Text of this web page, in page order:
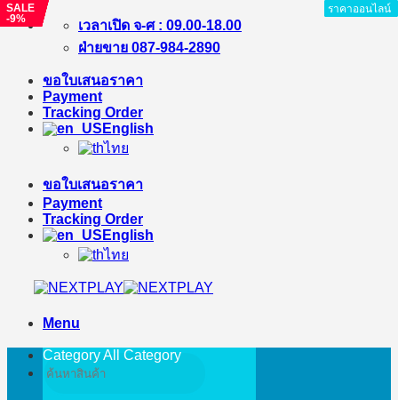
Skip
เวลาเปิด จ-ศ : 09.00-18.00
ฝ่ายขาย 087-984-2890
ขอใบเสนอราคา
Payment
Tracking Order
English
ไทย
ขอใบเสนอราคา
Payment
Tracking Order
English
ไทย
Menu
Search
for:
Category All Category
ราคาออนไลน์
SALE
-9%
ราคาออนไลน์
ราคาออนไลน์
SALE
-3%
ราคาออนไลน์
SALE
-5%
ราคาออนไลน์
ราคาออนไลน์
SALE
-6%
ราคาออนไลน์
SALE
-7%
ราคาออนไลน์
SALE
-5%
ราคาออนไลน์
SALE
-7%